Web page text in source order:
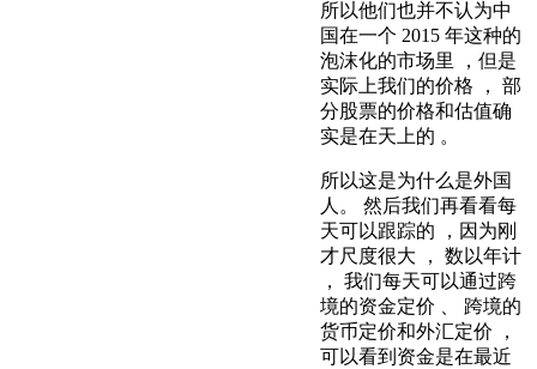
所以他们也并不认为中
国在一个 2015 年这种的
泡沫化的市场里 ，但是
实际上我们的价格 ， 部
分股票的价格和估值确
实是在天上的 。
所以这是为什么是外国
人。 然后我们再看看每
天可以跟踪的 ，因为刚
才尺度很大 ， 数以年计
， 我们每天可以通过跨
境的资金定价 、 跨境的
货币定价和外汇定价 ，
可以看到资金是在最近